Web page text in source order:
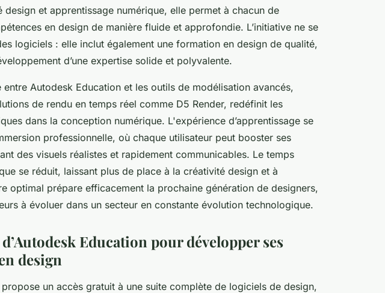
design et apprentissage numérique, elle permet à chacun de
en design de manière fluide et approfondie. L’initiative ne se
logiciels : elle inclut également une formation en design de qualité,
d’une expertise solide et polyvalente.
entre Autodesk Education et les outils de modélisation avancés,
de rendu en temps réel comme D5 Render, redéfinit les
dans la conception numérique. L'expérience d’apprentissage se
professionnelle, où chaque utilisateur peut booster ses
des visuels réalistes et rapidement communicables. Le temps
se réduit, laissant plus de place à la créativité design et à
optimal prépare efficacement la prochaine génération de designers,
à évoluer dans un secteur en constante évolution technologique.
d’Autodesk Education pour développer ses
design
un accès gratuit à une suite complète de logiciels de design,